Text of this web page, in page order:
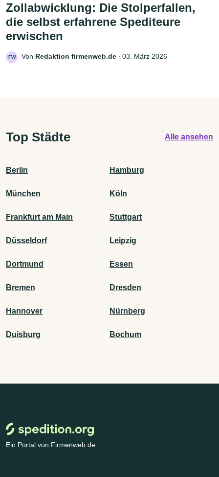
Zollabwicklung: Die Stolperfallen,
die selbst erfahrene Spediteure
erwischen
FW Von Redaktion firmenweb.de ‧ 03. März 2026
Top Städte Alle ansehen
Berlin Hamburg
München Köln
Frankfurt am Main Stuttgart
Düsseldorf Leipzig
Dortmund Essen
Bremen Dresden
Hannover Nürnberg
Duisburg Bochum
Ein Portal von Firmenweb.de